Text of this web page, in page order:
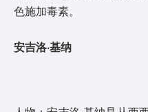
色施加毒素。
安吉洛·基纳